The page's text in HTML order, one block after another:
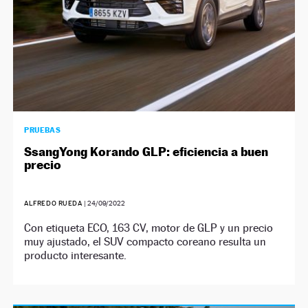
PRUEBAS
SsangYong Korando GLP: eficiencia a buen
precio
ALFREDO RUEDA | 24/09/2022
Con etiqueta ECO, 163 CV, motor de GLP y un precio
muy ajustado, el SUV compacto coreano resulta un
producto interesante.